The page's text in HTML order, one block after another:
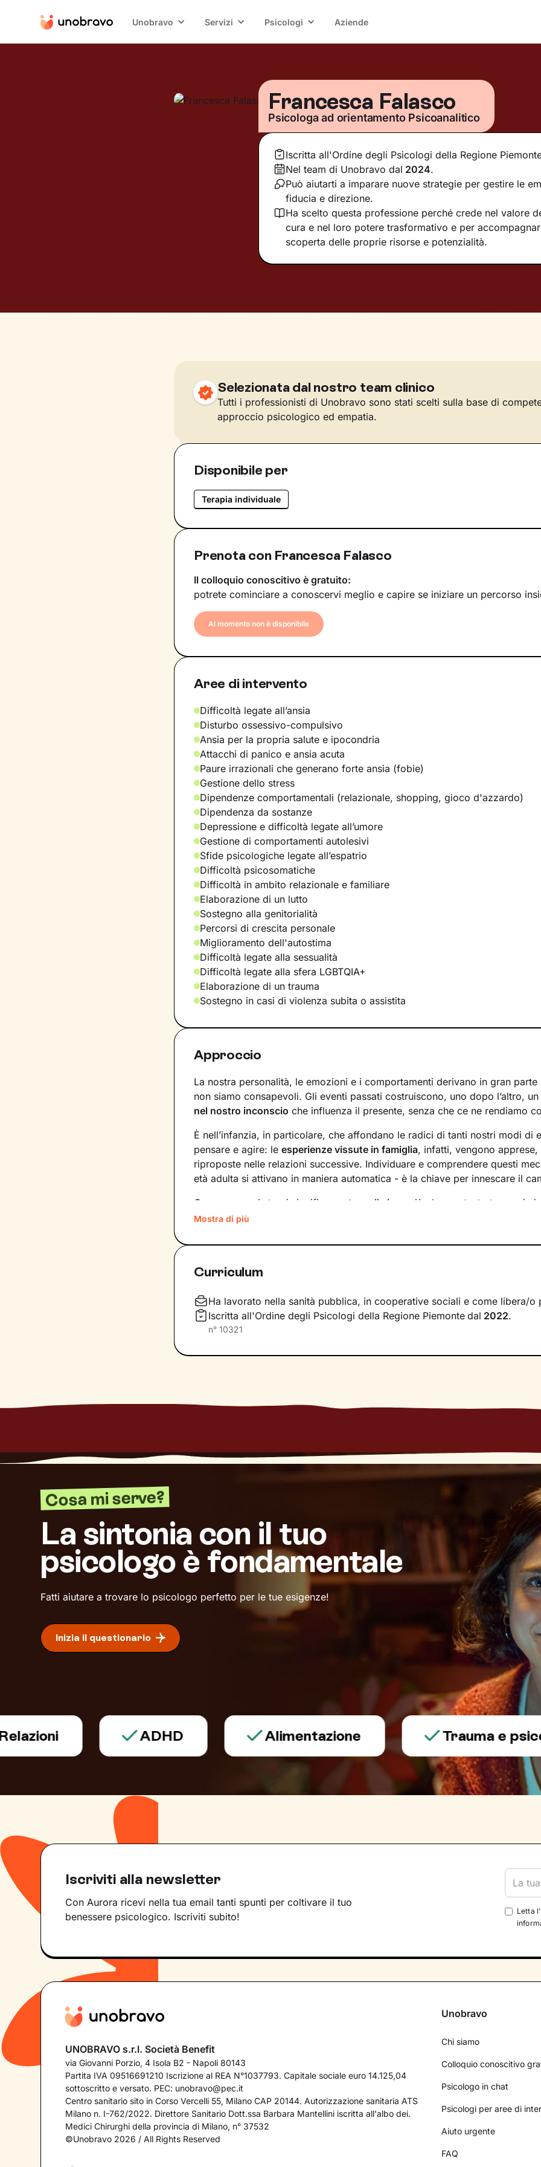
Unobravo Servizi Psicologi Aziende
Francesca Falasco
Psicologa ad orientamento Psicoanalitico
Iscritta all'Ordine degli Psicologi della Regione
Nel team di Unobravo dal 2024.
Può aiutarti a imparare nuove strategie per gestire le
fiducia e direzione.
Ha scelto questa professione perché crede nel valore
cura e nel loro potere trasformativo e per
scoperta delle proprie risorse e potenzialità.
Selezionata dal nostro team clinico
Tutti i professionisti di Unobravo sono stati scelti sulla base di
approccio psicologico ed empatia.
Disponibile per
Terapia individuale
Prenota con Francesca Falasco
Il colloquio conoscitivo è gratuito:
potrete cominciare a conoscervi meglio e capire se iniziare un percorso
Al momento non è disponibile
Aree di intervento
Difficoltà legate all’ansia
Disturbo ossessivo-compulsivo
Ansia per la propria salute e ipocondria
Attacchi di panico e ansia acuta
Paure irrazionali che generano forte ansia (fobie)
Gestione dello stress
Dipendenze comportamentali (relazionale, shopping, gioco d'azzardo)
Dipendenza da sostanze
Depressione e difficoltà legate all’umore
Gestione di comportamenti autolesivi
Sfide psicologiche legate all’espatrio
Difficoltà psicosomatiche
Difficoltà in ambito relazionale e familiare
Elaborazione di un lutto
Sostegno alla genitorialità
Percorsi di crescita personale
Miglioramento dell'autostima
Difficoltà legate alla sessualità
Difficoltà legate alla sfera LGBTQIA+
Elaborazione di un trauma
Sostegno in casi di violenza subita o assistita
Approccio
La nostra personalità, le emozioni e i comportamenti derivano in gran
non siamo consapevoli. Gli eventi passati costruiscono, uno dopo l’altro, un
nel nostro inconscio che influenza il presente, senza che ce ne rendiamo
È nell’infanzia, in particolare, che affondano le radici di tanti nostri modi di
pensare e agire: le esperienze vissute in famiglia, infatti, vengono
riproposte nelle relazioni successive. Individuare e comprendere questi
età adulta si attivano in maniera automatica - è la chiave per innescare il
Conoscere noi stessi significa
portare alla luce
ciò che per tanto tempo è
quinte: raggiungere questo tipo di consapevolezza è il primo passo
aiutandoti a far
definiscono ma di cui non sei ancora pienamente cosciente.
Questo ti consentirà di riscoprire alcune tue qualità che erano rimaste in
Mostra di più
Curriculum
Ha lavorato nella sanità pubblica, in cooperative sociali e come libera/o
Iscritta all'Ordine degli Psicologi della Regione Piemonte dal 2022.
n° 10321
Cosa mi serve?
La sintonia con il tuo
psicologo è fondamentale
Fatti aiutare a trovare lo psicologo perfetto per le tue esigenze!
Inizia il questionario
ADHD Alimentazione Trauma e
Iscriviti alla newsletter
Con Aurora ricevi nella tua email tanti spunti per coltivare il tuo
benessere psicologico. Iscriviti subito!
Letta l'
UNOBRAVO s.r.l. Società Benefit
via Giovanni Porzio, 4 Isola B2 - Napoli 80143
Partita IVA 09516691210 Iscrizione al REA N°1037793. Capitale sociale euro 14.125,04
sottoscritto e versato. PEC: unobravo@pec.it
Centro sanitario sito in Corso Vercelli 55, Milano CAP 20144. Autorizzazione sanitaria ATS
Milano n. I-762/2022. Direttore Sanitario Dott.ssa Barbara Mantellini iscritta all'albo dei.
Medici Chirurghi della provincia di Milano, n° 37532
©Unobravo 2026 / All Rights Reserved
Unobravo
Chi siamo
Colloquio conoscitivo
Psicologo in chat
Psicologi per aree di
Aiuto urgente
FAQ